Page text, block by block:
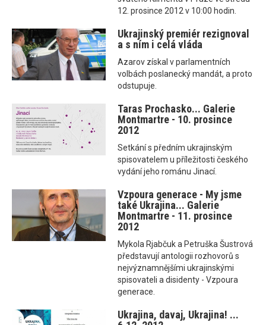
12. prosince 2012 v 10:00 hodin.
Ukrajinský premiér rezignoval
a s ním i celá vláda
Azarov získal v parlamentních
volbách poslanecký mandát, a proto
odstupuje.
Taras Prochasko... Galerie
Montmartre - 10. prosince
2012
Setkání s předním ukrajinským
spisovatelem u příležitosti českého
vydání jeho románu Jinací.
Vzpoura generace - My jsme
také Ukrajina... Galerie
Montmartre - 11. prosince
2012
Mykola Rjabčuk a Petruška Šustrová
představují antologii rozhovorů s
nejvýznamnějšími ukrajinskými
spisovateli a disidenty - Vzpoura
generace.
Ukrajina, davaj, Ukrajina! ...